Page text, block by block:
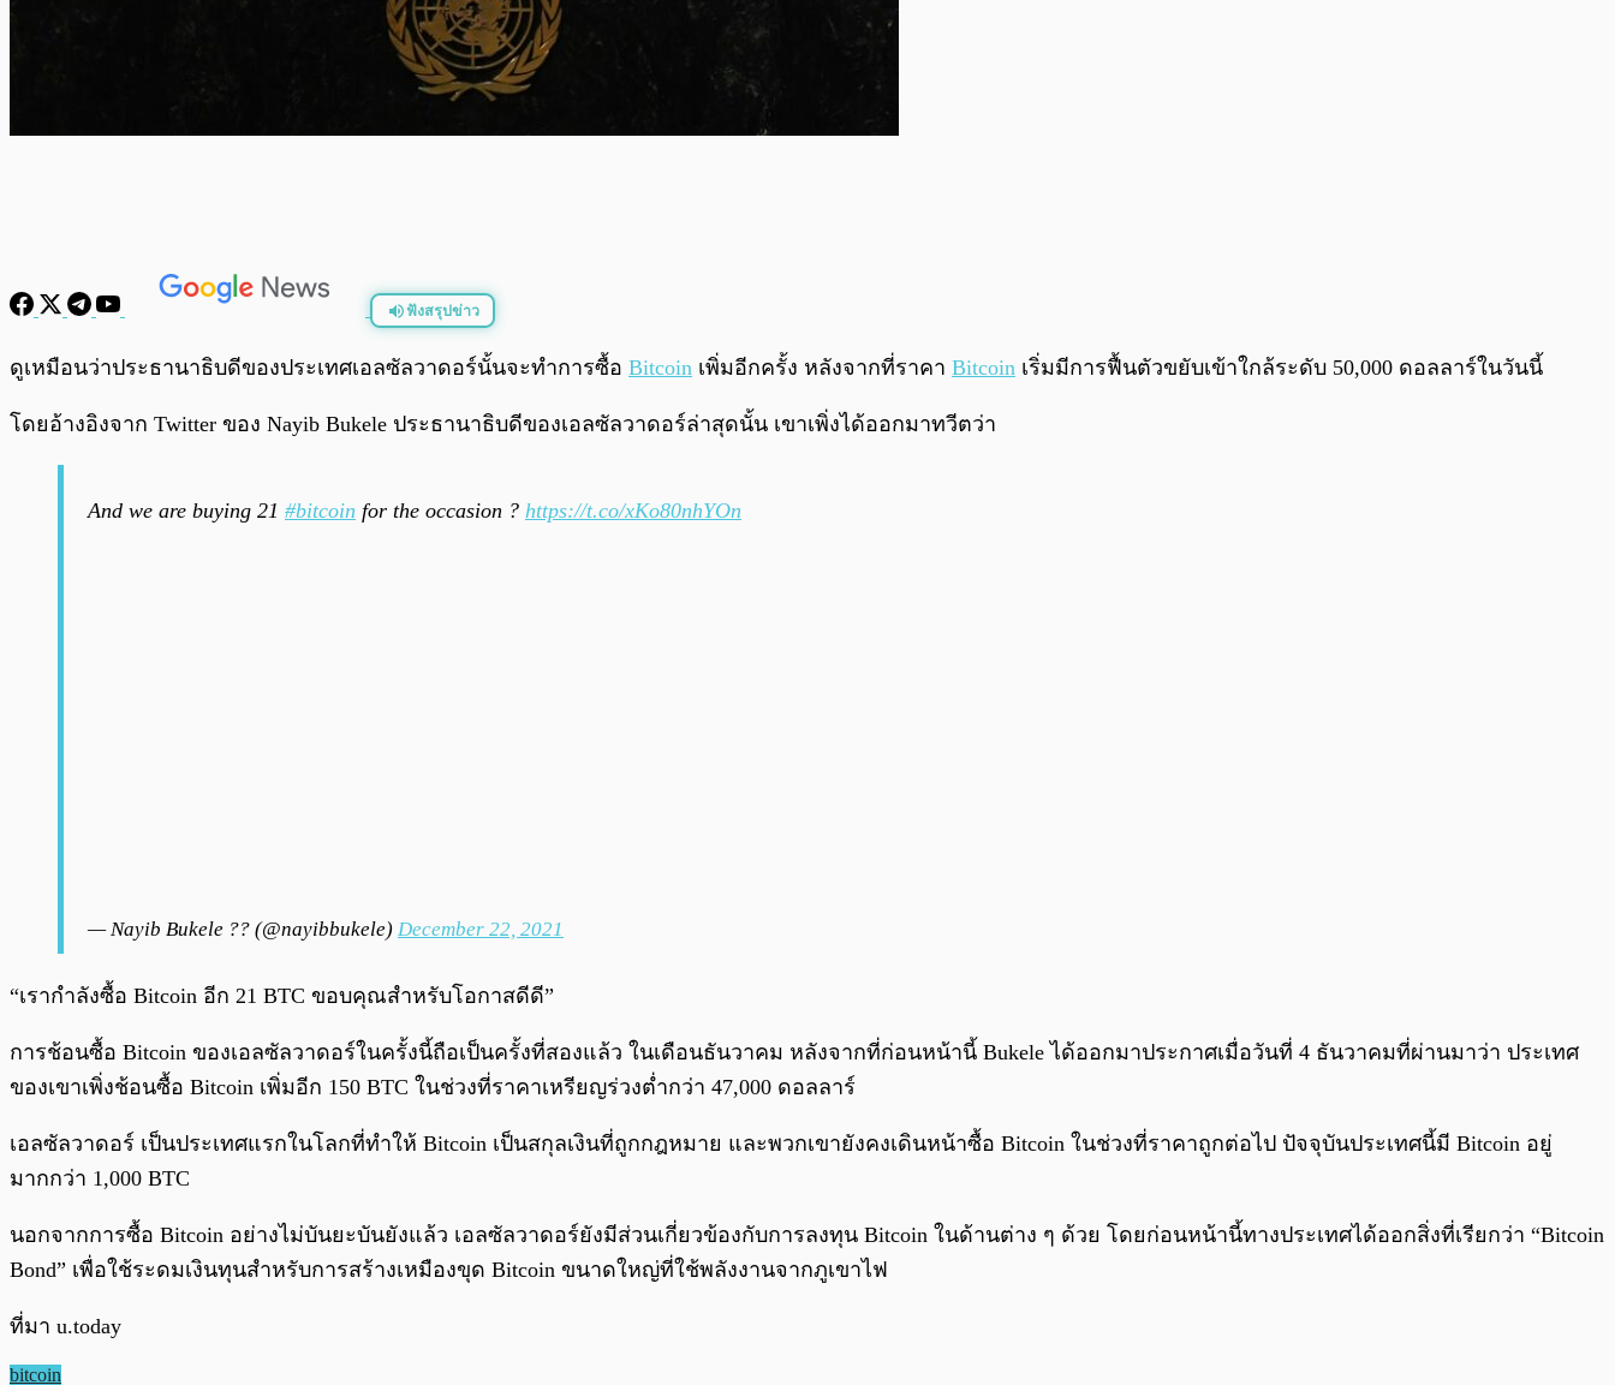
ฟังสรุปข่าว
พร้อมเล่น 0:00/ 0:00
ดูเหมือนว่าประธานาธิบดีของประเทศเอลซัลวาดอร์นั้นจะทำการซื้อ Bitcoin เพิ่มอีกครั้ง หลังจากที่ราคา Bitcoin เริ่มมีการฟื้นตัวขยับเข้าใกล้ระดับ 50,000 ดอลลาร์ในวันนี้
โดยอ้างอิงจาก Twitter ของ Nayib Bukele ประธานาธิบดีของเอลซัลวาดอร์ล่าสุดนั้น เขาเพิ่งได้ออกมาทวีตว่า
And we are buying 21 #bitcoin for the occasion ? https://t.co/xKo80nhYOn
— Nayib Bukele ?? (@nayibbukele) December 22, 2021
“เรากำลังซื้อ Bitcoin อีก 21 BTC ขอบคุณสำหรับโอกาสดีดี”
การช้อนซื้อ Bitcoin ของเอลซัลวาดอร์ในครั้งนี้ถือเป็นครั้งที่สองแล้ว ในเดือนธันวาคม หลังจากที่ก่อนหน้านี้ Bukele ได้ออกมาประกาศเมื่อวันที่ 4 ธันวาคมที่ผ่านมาว่า ประเทศ
ของเขาเพิ่งช้อนซื้อ Bitcoin เพิ่มอีก 150 BTC ในช่วงที่ราคาเหรียญร่วงต่ำกว่า 47,000 ดอลลาร์
เอลซัลวาดอร์ เป็นประเทศแรกในโลกที่ทำให้ Bitcoin เป็นสกุลเงินที่ถูกกฎหมาย และพวกเขายังคงเดินหน้าซื้อ Bitcoin ในช่วงที่ราคาถูกต่อไป ปัจจุบันประเทศนี้มี Bitcoin อยู่
มากกว่า 1,000 BTC
นอกจากการซื้อ Bitcoin อย่างไม่บันยะบันยังแล้ว เอลซัลวาดอร์ยังมีส่วนเกี่ยวข้องกับการลงทุน Bitcoin ในด้านต่าง ๆ ด้วย โดยก่อนหน้านี้ทางประเทศได้ออกสิ่งที่เรียกว่า “Bitcoin
Bond” เพื่อใช้ระดมเงินทุนสำหรับการสร้างเหมืองขุด Bitcoin ขนาดใหญ่ที่ใช้พลังงานจากภูเขาไฟ
ที่มา u.today
bitcoin